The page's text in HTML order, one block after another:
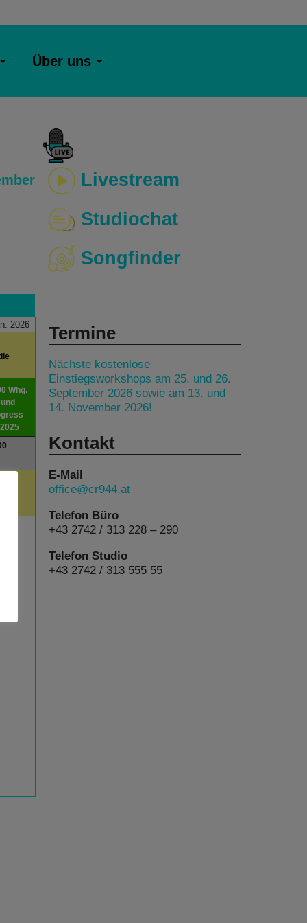
Über uns
2026
Whg.
Livestream
Studiochat
Songfinder
Termine
Nächste kostenlose
Einstiegsworkshops am 25. und 26.
September 2026 sowie am 13. und
14. November 2026!
Kontakt
E-Mail
office@cr944.at
Telefon Büro
+43 2742 / 313 228 – 290
Telefon Studio
+43 2742 / 313 555 55